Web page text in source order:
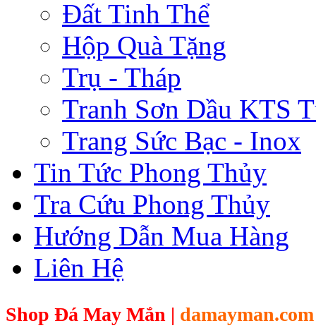
Đất Tinh Thể
Hộp Quà Tặng
Trụ - Tháp
Tranh Sơn Dầu KTS
Trang Sức Bạc - Inox
Tin Tức Phong Thủy
Tra Cứu Phong Thủy
Hướng Dẫn Mua Hàng
Liên Hệ
Shop Đá May Mắn | damayman.com